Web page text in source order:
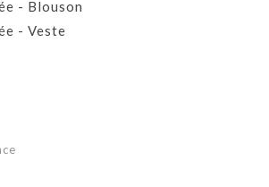
- Blouson
- Veste
- Coupe Vent